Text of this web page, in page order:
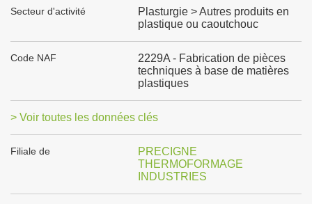
Secteur d'activité
Plasturgie > Autres produits en
plastique ou caoutchouc
Code NAF
2229A - Fabrication de pièces
techniques à base de matières
plastiques
> Voir toutes les données clés
Filiale de
PRECIGNE
THERMOFORMAGE
INDUSTRIES